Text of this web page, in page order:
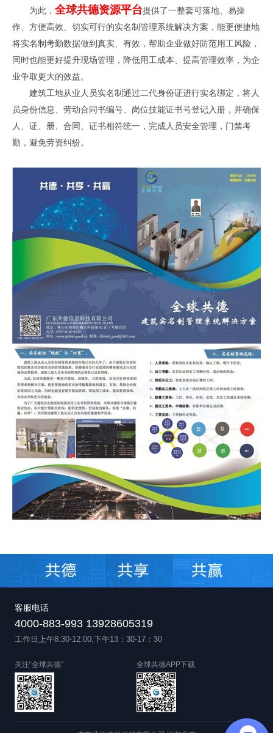
为此， 全球共德资源平台提供了一整套可落地、易操
作、方便高效、切实可行的实名制管理系统解决方案，能更便捷地
将实名制考勤数据做到真实、有效，帮助企业做好防范用工风险，
同时也能更好提升现场管理，降低用工成本、提高管理效率，为企
业争取更大的效益。
建筑工地从业人员实名制通过二代身份证进行实名绑定，将人
员身份信息、劳动合同书编号、岗位技能证书号登记入册，并确保
人、证、册、合同、证书相符统一，完成人员安全管理，门禁考
勤，避免劳资纠纷。
客服电话
4000-883-993 13928605319
工作日上午8:30-12:00,下午13：30-17：30
关注“全球共德” 全球共德APP下载